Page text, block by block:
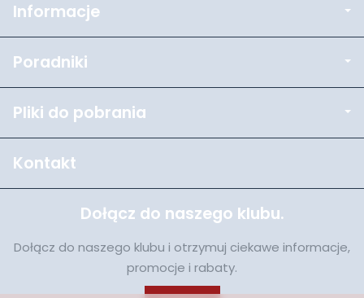
Informacje
Poradniki
Pliki do pobrania
Kontakt
Dołącz do naszego klubu.
Dołącz do naszego klubu i otrzymuj ciekawe informacje,
promocje i rabaty.